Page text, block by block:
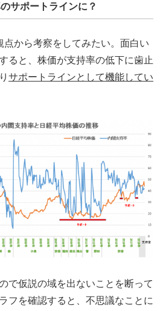
サポートラインに？
から考察をしてみたい。面白い
ると、株価が支持率の低下に歯止
サポートラインとして機能してい
で仮説の域を出ないことを断って
フを確認すると、不思議なことに